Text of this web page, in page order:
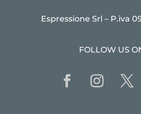
Espressione Srl – P.iva
FOLLOW US